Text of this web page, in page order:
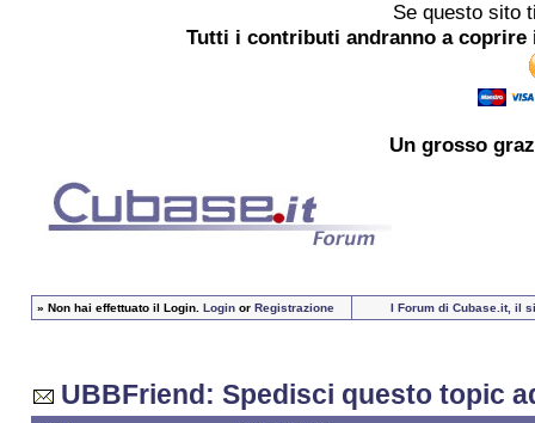
Se questo sito
Tutti i contributi andranno a
Un grosso
» Non hai effettuato il Login. Loginor Registrazione I Forum di Cubase.it, il
UBBFriend: Spedisci questo topic